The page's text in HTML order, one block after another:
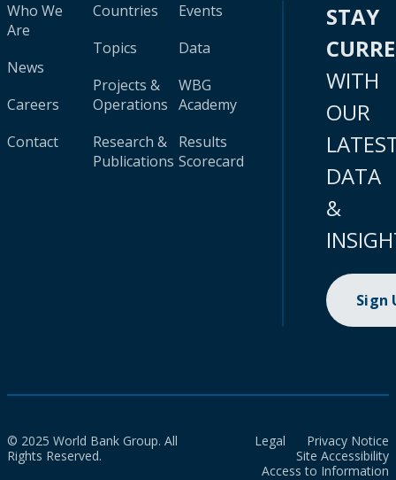
Who We
Are
News
Careers
Contact
Countries
Topics
Projects &
Operations
Research &
Publications
Events
Data
WBG
Academy
Results
Scorecard
STAY
WITH
OUR
DATA
&
Sign
© 2025 World Bank Group. All
Rights Reserved.
Legal
Privacy Notice
Site Accessibility
Access to Information